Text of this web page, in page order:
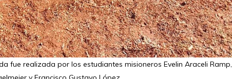
fue realizada por los estudiantes misioneros Evelin Araceli Ramp,